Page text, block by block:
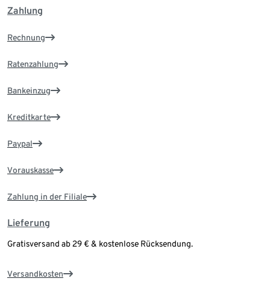
Zahlung
Rechnung
Ratenzahlung
Bankeinzug
Kreditkarte
Paypal
Vorauskasse
Zahlung in der Filiale
Lieferung
Gratisversand ab 29 € & kostenlose Rücksendung.
Versandkosten